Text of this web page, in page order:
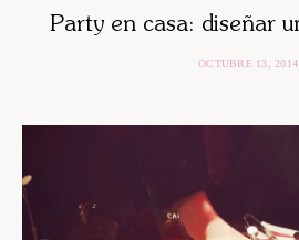
Party en casa: diseñar
OCTUBRE 13, 2014